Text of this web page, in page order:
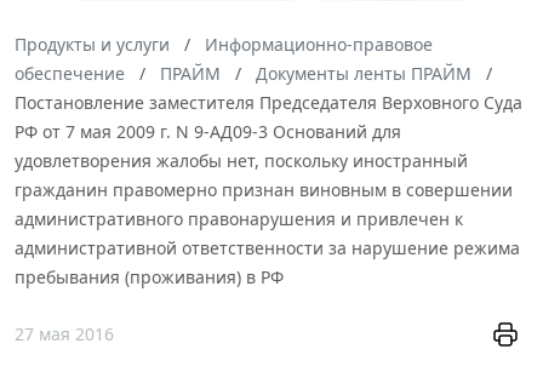
Продукты и услуги
Информационно-правовое
обеспечение
ПРАЙМ
Документы ленты ПРАЙМ
Постановление заместителя Председателя Верховного Суда
РФ от 7 мая 2009 г. N 9-АД09-3 Оснований для
удовлетворения жалобы нет, поскольку иностранный
гражданин правомерно признан виновным в совершении
административного правонарушения и привлечен к
административной ответственности за нарушение режима
пребывания (проживания) в РФ
27 мая 2016